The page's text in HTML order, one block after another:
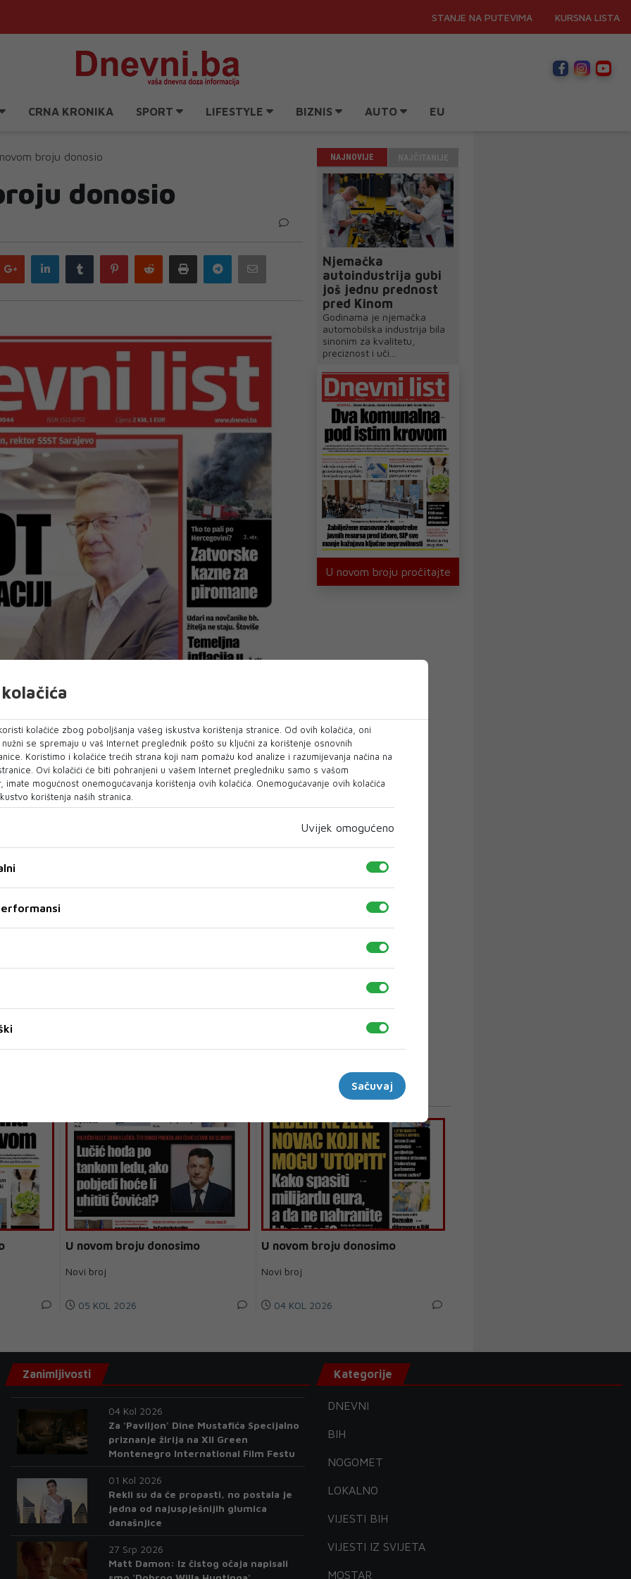
STANJE NA PUTEVIMA KURSNA LISTA
CRNA KRONIKA SPORT LIFESTYLE BIZNIS AUTO EU
broju donosio
donosio
Google
plus
LinkedIn Tumblr PinterestReddit Print Telegram
NAJNOVIJE
Njemačka
autoindustrija gubi
još jednu prednost
pred Kinom
Godinama je njemačka
automobilska industrija bila
sinonim za kvalitetu,
preciznost i uči...
U novom broju pročitajte
U novom broju donosimo
Novi broj
05 KOL 2026
U novom broju donosimo
Novi broj
04 KOL 2026
kolačiće zbog poboljšanja vašeg iskustva korištenja stranice. Od ovih kolačića, oni
se spremaju u vaš Internet preglednik pošto su ključni za korištenje osnovnih
Koristimo i kolačiće trećih strana koji nam pomažu kod analize i razumijevanja načina na
Ovi kolačići će biti pohranjeni u vašem Internet pregledniku samo s vašom
imate mogućnost onemogućavanja korištenja ovih kolačića. Onemogućavanje ovih kolačića
korištenja naših stranica.
Uvijek omogućeno
Sačuvaj
Zanimljivosti
04 Kol 2026
Za 'Paviljon' Dine Mustafića Specijalno
priznanje žirija na XII Green
Montenegro International Film Festu
01 Kol 2026
Rekli su da će propasti, no postala je
jedna od najuspješnijih glumica
današnjice
27 Srp 2026
Matt Damon: Iz čistog očaja napisali
Kategorije
DNEVNI
BIH
NOGOMET
LOKALNO
VIJESTI BIH
VIJESTI IZ SVIJETA
MOSTAR